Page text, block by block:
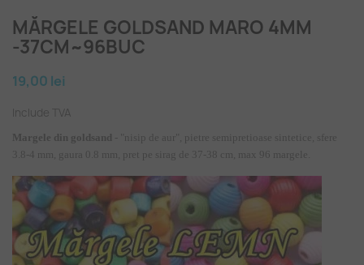
MĂRGELE GOLDSAND MARO 4MM
-37CM~96BUC
19,00 lei
Include TVA
Margele din goldsand - "nisip de aur", pietre semipretioase sintetice, sfere
3.8-4 mm, gaura 0.8 mm, pret pe sirag de 37-38 cm, max 96 margele.